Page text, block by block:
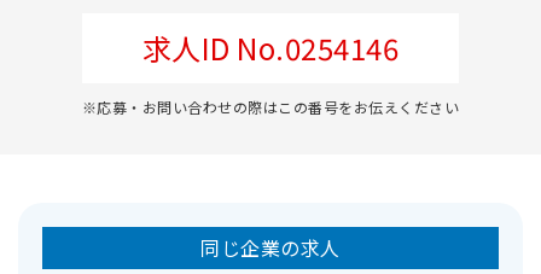
求人ID No.0254146
※応募・お問い合わせの際はこの番号をお伝えください
同じ企業の求人